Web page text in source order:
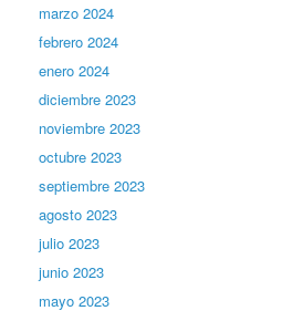
marzo 2024
febrero 2024
enero 2024
diciembre 2023
noviembre 2023
octubre 2023
septiembre 2023
agosto 2023
julio 2023
junio 2023
mayo 2023